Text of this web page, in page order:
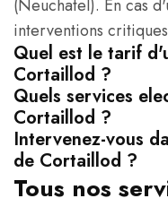
(Neuchatel). En cas
interventions
Quel est le tarif
Cortaillod ?
Quels services
Cortaillod ?
Intervenez-vous
de Cortaillod ?
Tous nos